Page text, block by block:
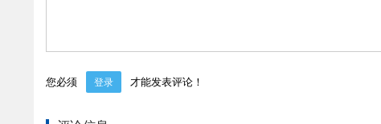
您必须 登录 才能发表评论！